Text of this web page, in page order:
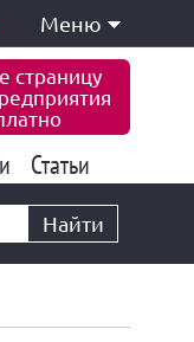
Меню
страницу
6 771
Статьи
Найти